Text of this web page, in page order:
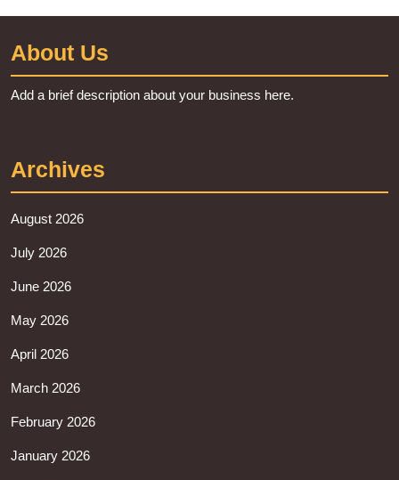
About Us
Add a brief description about your business here.
Archives
August 2026
July 2026
June 2026
May 2026
April 2026
March 2026
February 2026
January 2026